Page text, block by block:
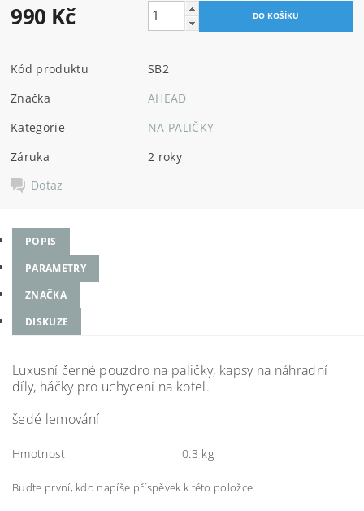
990 Kč
Kód produktu
SB2
Značka
AHEAD
Kategorie
NA PALIČKY
Záruka
2 roky
Dotaz
POPIS
PARAMETRY
ZNAČKA
DISKUZE
Luxusní černé pouzdro na paličky, kapsy na náhradní
díly, háčky pro uchycení na kotel.
šedé lemování
Hmotnost 0.3 kg
Buďte první, kdo napíše příspěvek k této položce.